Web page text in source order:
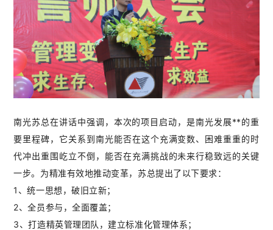
南光苏总在讲话中强调，本次的项目启动，是南光发展**的重
要里程碑，它关系到南光能否在这个充满变数、困难重重的时
代冲出重围屹立不倒，能否在充满挑战的未来行稳致远的关键
一步。为精准有效地推动变革，苏总提出了以下要求：
1、统一思想，破旧立新；
2、全员参与，全面覆盖；
3、打造精英管理团队，建立标准化管理体系；